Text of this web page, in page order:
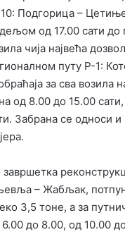
Подгорица –
од 17.00 сати до
чија највећа
путу Р-1:
за сва возила
од 8.00 до 15.00
Забрана се односи
– Жабљак,
3,5 тоне, а за
до 8.00, од 10.00